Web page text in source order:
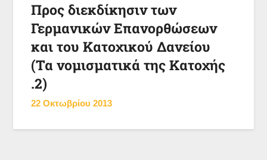
Προς διεκδίκησιν των
Γερμανικών Επανορθώσεων
και του Κατοχικού Δανείου
(Τα νομισματικά της Κατοχής
.2)
22 Οκτωβρίου 2013